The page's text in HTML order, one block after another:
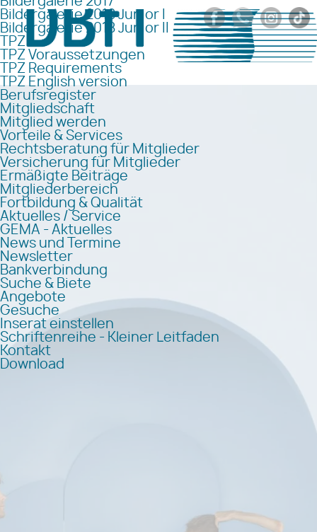
Bildergalerie 2018 Junior I
Bildergalerie 2018 Junior II
TPZ
TPZ Voraussetzungen
TPZ Requirements
TPZ English version
Berufsregister
Mitgliedschaft
Mitglied werden
Vorteile & Services
Rechtsberatung für Mitglieder
Versicherung für Mitglieder
Ermäßigte Beiträge
Mitgliederbereich
Fortbildung & Qualität
Aktuelles / Service
GEMA - Aktuelles
News und Termine
Newsletter
Bankverbindung
Suche & Biete
Angebote
Gesuche
Inserat einstellen
Schriftenreihe - Kleiner Leitfaden
Kontakt
Download